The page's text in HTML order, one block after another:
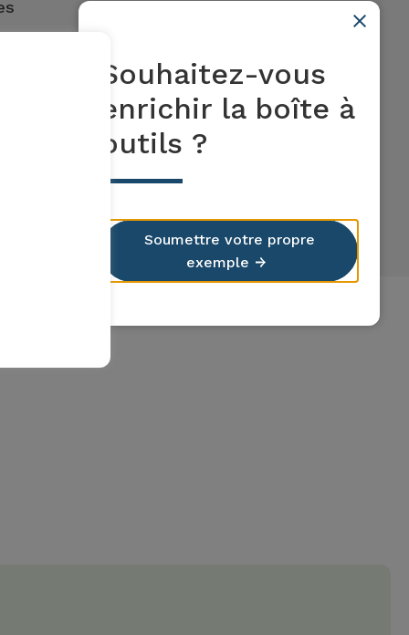
Souhaitez-vous
enrichir la boîte à
outils ?
Soumettre votre propre
exemple